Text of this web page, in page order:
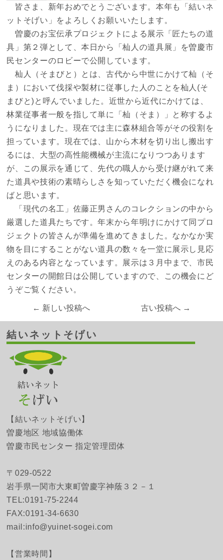
皆さま、新年おめでとうございます。本年も「結いネ
ットそげい」をよろしくお願いいたします。
曽慶のお宝伝承プロジェクトによる展示「匠たちの道
具」第２弾として、本日から「杣人の道具展」を曽慶市
民センターのロビーで公開しています。
杣人（そまびと）とは、古代から中世にかけて杣（そ
ま）において伐採や製材に従事した人のことを杣人(そ
まびと)と呼んでいました。近世から近代にかけては、
林業従事者一般を指して単に「杣（そま）」と称するよ
うになりました。現在では主に森林組合等がその役割を
担っています。現在では、山から木材を切り出し搬出す
るには、大型の高性能機械が主流になりつつあります
が、この展示を通じて、先代の職人から受け継がれて来
た道具や技術の素晴らしさを知っていただく機会になれ
ばと思います。
「現代の名工」佐藤正男さんのコレクションの中から
厳選した道具たちです。年末から年明けにかけて同プロ
ジェクトの皆さんが準備を進めてきました。なかなか実
物を目にすることがない道具の数々を一堂に展示し見応
えのある内容となっています。展示は３月中まで、市民
センターの開館日は公開していますので、この機会にど
うぞご覧ください。
← 新しい投稿へ 古い投稿へ →
結いネットそげい
【結いネットそげい】
曽慶地区 地域協働体
曽慶市民センター 指定管理団体
〒029-0522
岩手県一関市大東町曽慶字神蔭３２－１
TEL:0191-75-2244
FAX:0191-34-6630
mail:info@yuinet-sogei.com
【営業時間】